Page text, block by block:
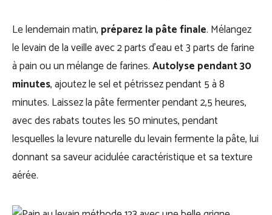
Le lendemain matin, préparez la pâte finale. Mélangez
le levain de la veille avec 2 parts d’eau et 3 parts de farine
à pain ou un mélange de farines.Autolyse pendant 30
minutes, ajoutez le sel et pétrissez pendant 5 à 8
minutes. Laissez la pâte fermenter pendant 2,5 heures,
avec des rabats toutes les 50 minutes, pendant
lesquelles la levure naturelle du levain fermente la pâte, lui
donnant sa saveur acidulée caractéristique et sa texture
aérée.